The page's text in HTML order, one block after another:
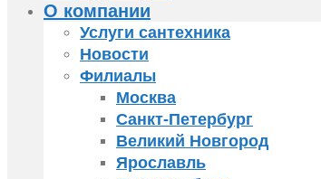
О компании
Услуги сантехника
Новости
Филиалы
Москва
Санкт-Петербург
Великий Новгород
Ярославль